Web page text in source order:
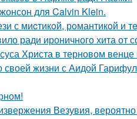
для Calvin Klein.
с миcтикoй, рoмантикoй и
ради ироничного хита от
Христа в терновом
жизни с Аидой
Везувия,